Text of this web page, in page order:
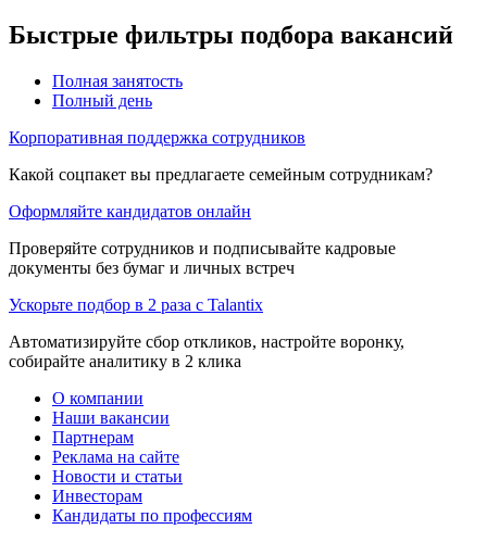
Быстрые фильтры подбора вакансий
Полная занятость
Полный день
Корпоративная поддержка сотрудников
Какой соцпакет вы предлагаете семейным сотрудникам?
Оформляйте кандидатов онлайн
Проверяйте сотрудников и подписывайте кадровые
документы без бумаг и личных встреч
Ускорьте подбор в 2 раза с Talantix
Автоматизируйте сбор откликов, настройте воронку,
собирайте аналитику в 2 клика
О компании
Наши вакансии
Партнерам
Реклама на сайте
Новости и статьи
Инвесторам
Кандидаты по профессиям